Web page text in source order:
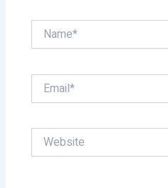
Name*
Email*
Website